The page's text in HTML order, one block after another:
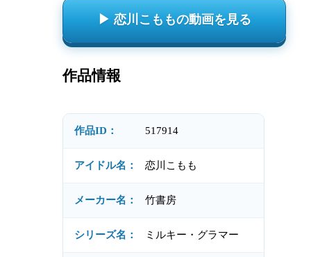
▶ 恋川こももの動画を見る
作品情報
作品ID： 517914
アイドル名： 恋川こもも
メーカー名： 竹書房
シリーズ名： ミルキー・グラマー